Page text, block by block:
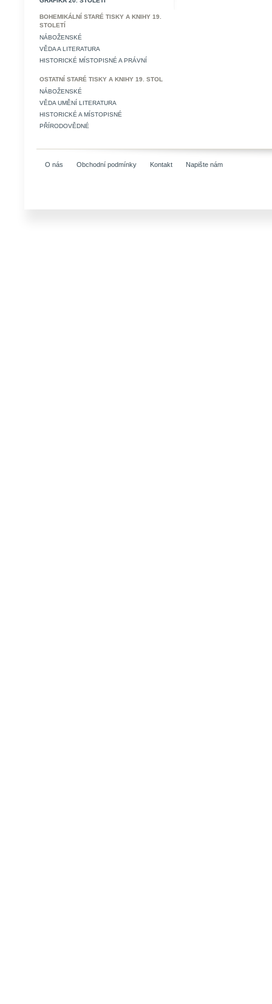
BOHEMIKÁLNÍ STARÉ TISKY A KNIHY 19.
STOLETÍ
NÁBOŽENSKÉ
VĚDA A LITERATURA
HISTORICKÉ MÍSTOPISNÉ A PRÁVNÍ
OSTATNÍ STARÉ TISKY A KNIHY 19. STOL
NÁBOŽENSKÉ
VĚDA UMĚNÍ LITERATURA
HISTORICKÉ A MÍSTOPISNÉ
PŘÍRODOVĚDNÉ
O nás Obchodní podmínky Kontakt Napište nám